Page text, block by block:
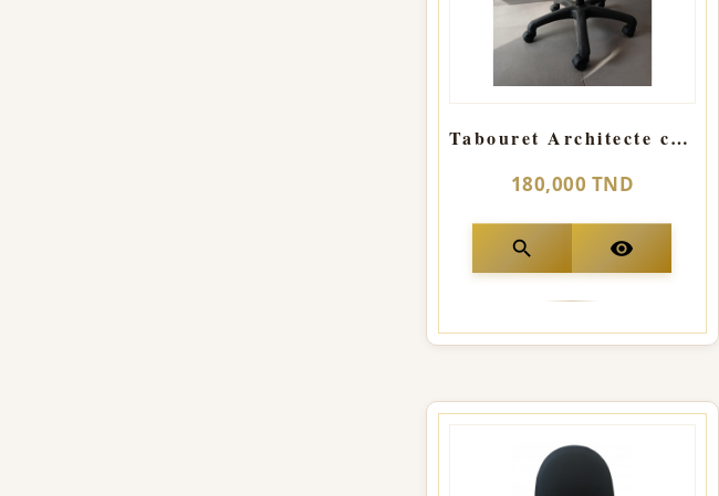
Tabouret Architecte confort
180,000 TND
search visibility